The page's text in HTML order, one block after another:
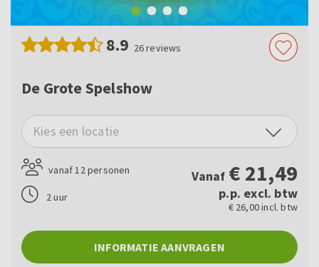
8.9 26reviews
De Grote Spelshow
Kies een locatie
vanaf 12 personen
2 uur
Vanaf € 21,49
p.p. excl. btw
€ 26,00 incl. btw
INFORMATIE AANVRAGEN